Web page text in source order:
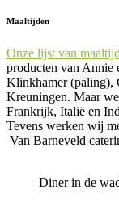
Maaltijden
Onze lijst van
producten van Annie
Klinkhamer (paling),
Kreuningen. Maar
Frankrijk, Italië en
Tevens werken wij
Van Barneveld
Diner in de